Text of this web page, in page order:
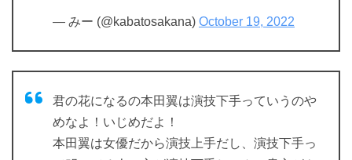
— みー (@kabatosakana) October 19, 2022
君の花になるの本田翼は演技下手っていうのや
めなよ！いじめだよ！
本田翼は女優だから演技上手だし、演技下手っ